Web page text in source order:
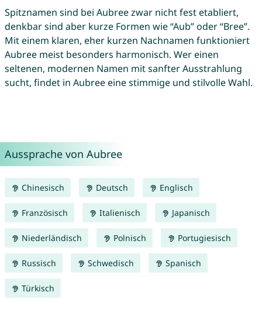
Spitznamen sind bei Aubree zwar nicht fest etabliert,
denkbar sind aber kurze Formen wie “Aub” oder “Bree”.
Mit einem klaren, eher kurzen Nachnamen funktioniert
Aubree meist besonders harmonisch. Wer einen
seltenen, modernen Namen mit sanfter Ausstrahlung
sucht, findet in Aubree eine stimmige und stilvolle Wahl.
Aussprache von Aubree
Chinesisch Deutsch Englisch
Französisch Italienisch Japanisch
Niederländisch Polnisch Portugiesisch
Russisch Schwedisch Spanisch
Türkisch